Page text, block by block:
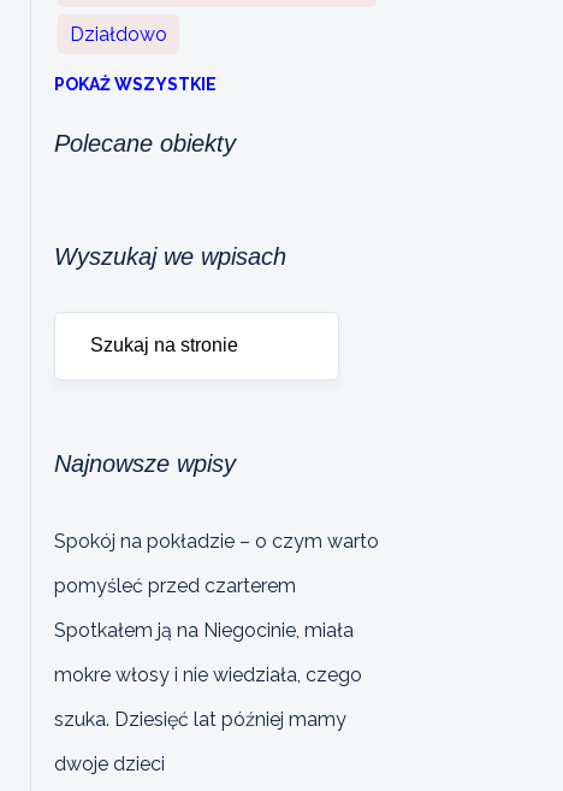
Działdowo
POKAŻ WSZYSTKIE
Polecane obiekty
Wyszukaj we wpisach
Najnowsze wpisy
Spokój na pokładzie – o czym warto
pomyśleć przed czarterem
Spotkałem ją na Niegocinie, miała
mokre włosy i nie wiedziała, czego
szuka. Dziesięć lat później mamy
dwoje dzieci